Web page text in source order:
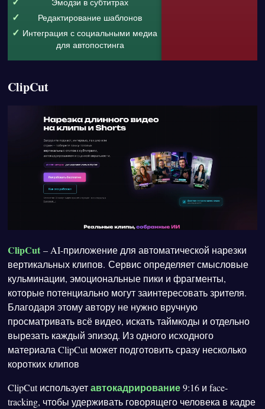
Редактирование шаблонов
Интеграция с социальными медиа
для автопостинга
ClipCut
ClipCut – AI-приложение для автоматической нарезки
вертикальных клипов. Сервис определяет смысловые
кульминации, эмоциональные пики и фрагменты,
которые потенциально могут заинтересовать зрителя.
Благодаря этому автору не нужно вручную
просматривать всё видео, искать таймкоды и отдельно
вырезать каждый эпизод. Из одного исходного
материала ClipCut может подготовить сразу несколько
коротких клипов
ClipCut используетавтокадрирование9:16 и face-
tracking, чтобы удерживать говорящего человека в кадре